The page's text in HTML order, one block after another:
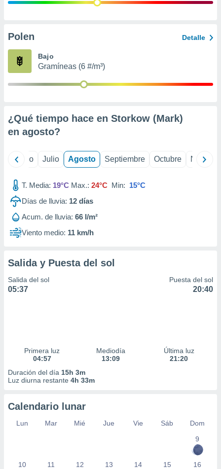
e
publicidad
Polen Detalle
Bajo
Gramíneas (6 #/m³)
¿Qué tiempo hace en Storkow (Mark)
en agosto?
Junio Julio Agosto Septiembre Octubre
T. Media: 19°C Max.: 24°C Min: 15°C
Días de lluvia: 12 días
Acum. de lluvia: 66 l/m²
Viento medio: 11 km/h
Salida y Puesta del sol
Salida del sol
05:37
Puesta del sol
20:40
Primera luz
04:57
Mediodía
13:09
Última luz
21:20
Duración del día 15h 3m
Luz diurna restante 4h 33m
Calendario lunar
Lun Mar Mié Jue Vie Sáb
Dom
9
10 11 12 13 14 15 16